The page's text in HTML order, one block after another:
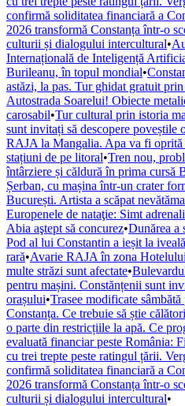
confirmă soliditatea financiară a
2026 transformă Constanța într-o
culturii și dialogului intercultural•
Internațională de Inteligență
Burileanu, în topul mondial•
astăzi, la pas. Tur ghidat gratuit
Autostrada Soarelui! Obiecte
carosabil•Tur cultural prin istoria
sunt invitați să descopere poveștile
RAJA la Mangalia. Apa va fi oprită
stațiuni de pe litoral•Tren nou,
întârziere și căldură în prima cursă
Șerban, cu mașina într-un crater
București. Artista a scăpat
Europenele de nataţie: Simt
Abia aştept să concurez•Dunărea a
Pod al lui Constantin a ieșit la
rară•Avarie RAJA în zona
multe străzi sunt afectate•
pentru mașini. Constănțenii sunt
orașului•Trasee modificate
Constanța. Ce trebuie să știe
o parte din restricțiile la apă. Ce
evaluată financiar peste România:
cu trei trepte peste ratingul țării.
confirmă soliditatea financiară a
2026 transformă Constanța într-o
culturii și dialogului intercultural•